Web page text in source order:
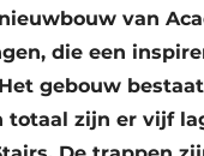
statement
van
die een
gebouw
totaal zijn er vijf